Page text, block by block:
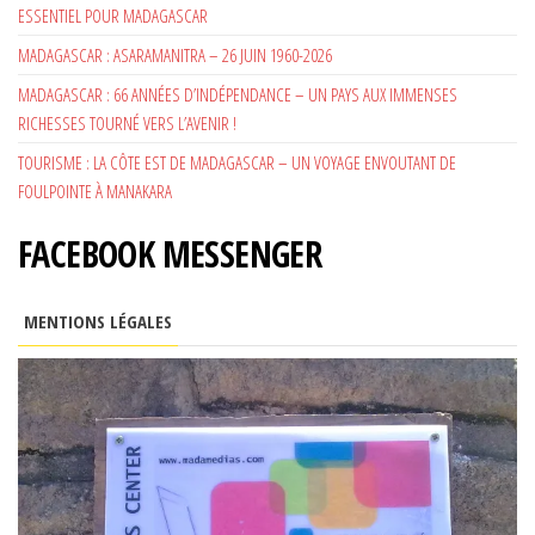
ESSENTIEL POUR MADAGASCAR
MADAGASCAR : ASARAMANITRA – 26 JUIN 1960-2026
MADAGASCAR : 66 ANNÉES D’INDÉPENDANCE – UN PAYS AUX IMMENSES
RICHESSES TOURNÉ VERS L’AVENIR !
TOURISME : LA CÔTE EST DE MADAGASCAR – UN VOYAGE ENVOUTANT DE
FOULPOINTE À MANAKARA
FACEBOOK MESSENGER
MENTIONS LÉGALES